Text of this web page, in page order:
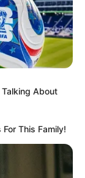
About
This Family!